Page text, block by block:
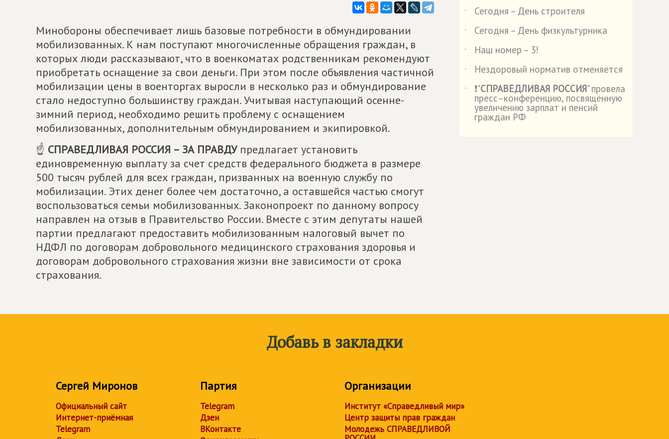
Минобороны обеспечивает лишь базовые потребности в обмундировании
мобилизованных. К нам поступают многочисленные обращения граждан, в
которых люди рассказывают, что в военкоматах родственникам рекомендуют
приобретать оснащение за свои деньги. При этом после объявления частичной
мобилизации цены в военторгах выросли в несколько раз и обмундирование
стало недоступно большинству граждан. Учитывая наступающий осенне-
зимний период, необходимо решить проблему с оснащением
мобилизованных, дополнительным обмундированием и экипировкой.
☝ СПРАВЕДЛИВАЯ РОССИЯ – ЗА ПРАВДУпредлагает установить
единовременную выплату за счет средств федерального бюджета в размере
500 тысяч рублей для всех граждан, призванных на военную службу по
мобилизации. Этих денег более чем достаточно, а оставшейся частью смогут
воспользоваться семьи мобилизованных. Законопроект по данному вопросу
направлен на отзыв в Правительство России. Вместе с этим депутаты нашей
партии предлагают предоставить мобилизованным налоговый вычет по
НДФЛ по договорам добровольного медицинского страхования здоровья и
договорам добровольного страхования жизни вне зависимости от срока
страхования.
˙
Сегодня – День строителя
˙
Сегодня – День физкультурника
˙
Наш номер – 3!
˙
Нездоровый норматив отменяется
˙
❗"СПРАВЕДЛИВАЯ РОССИЯ" провела
пресс–конференцию, посвящённую
увеличению зарплат и пенсий
граждан РФ
Добавь в закладки
Сергей Миронов
Официальный сайт
Интернет-приёмная
Telegram
Партия
Telegram
Дзен
ВКонтакте
Организации
Институт «Справедливый мир»
Центр защиты прав граждан
Молодежь СПРАВЕДЛИВОЙ